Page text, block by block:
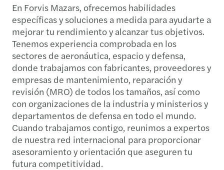
En Forvis Mazars, ofrecemos habilidades
específicas y soluciones a medida para ayudarte a
mejorar tu rendimiento y alcanzar tus objetivos.
Tenemos experiencia comprobada en los
sectores de aeronáutica, espacio y defensa,
donde trabajamos con fabricantes, proveedores y
empresas de mantenimiento, reparación y
revisión (MRO) de todos los tamaños, así como
con organizaciones de la industria y ministerios y
departamentos de defensa en todo el mundo.
Cuando trabajamos contigo, reunimos a expertos
de nuestra red internacional para proporcionar
asesoramiento y orientación que aseguren tu
futura competitividad.